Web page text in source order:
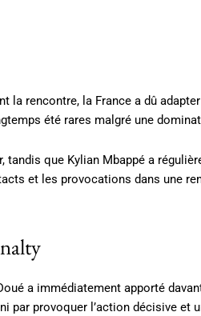
la rencontre, la France a dû
été rares malgré une
tandis que Kylian Mbappé a
et les provocations dans une
a immédiatement apporté
par provoquer l’action décisive et